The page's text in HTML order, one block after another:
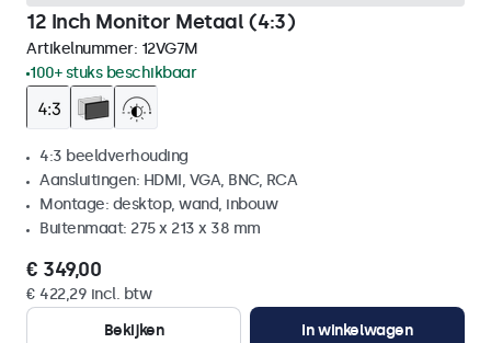
12 Inch Monitor Metaal (4:3)
Artikelnummer: 12VG7M
100+ stuks beschikbaar
4:3 beeldverhouding
Aansluitingen: HDMI, VGA, BNC, RCA
Montage: desktop, wand, inbouw
Buitenmaat: 275 x 213 x 38 mm
€ 349,00
€ 422,29 incl. btw
Bekijken
In winkelwagen